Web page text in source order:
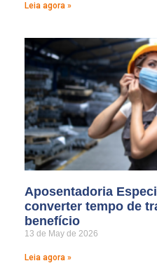
Leia agora »
Aposentadoria
converter tempo de
benefício
13 de May de 2026
Leia agora »